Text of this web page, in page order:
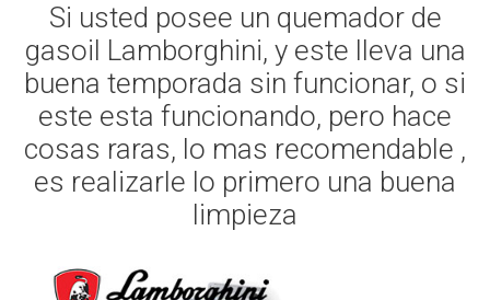
Si usted posee un quemador de
gasoil Lamborghini, y este lleva una
buena temporada sin funcionar, o si
este esta funcionando, pero hace
cosas raras, lo mas recomendable ,
es realizarle lo primero una buena
limpieza